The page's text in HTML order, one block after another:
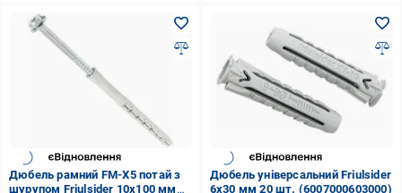
Дюбель рамний FM-X5 потай з
шурупом Friulsider 10x100 мм
Дюбель універсальний Friulsider
6x30 мм 20 шт. (6007000603000)